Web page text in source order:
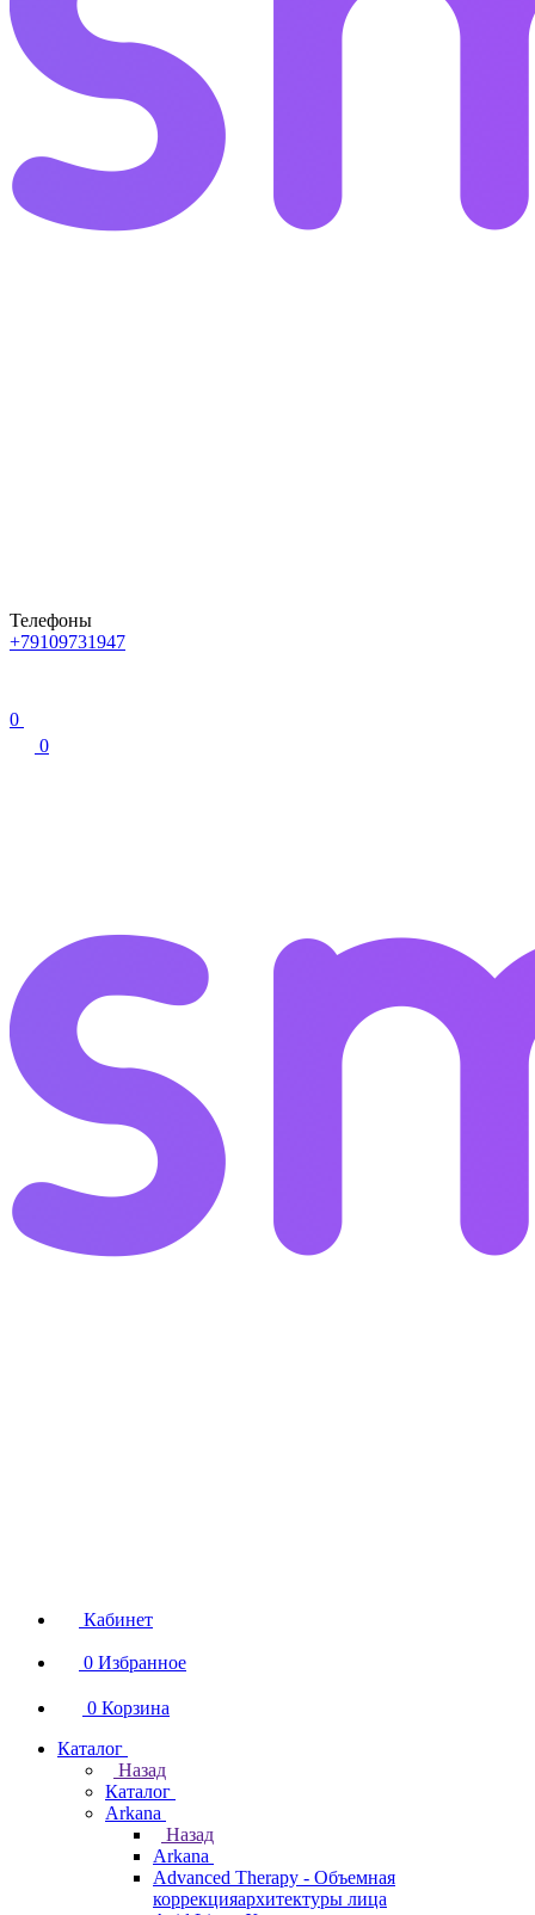
Телефоны
+79109731947
0
0
Кабинет
0 Избранное
0 Корзина
Каталог
Назад
Каталог
Arkana
Назад
Arkana
Advanced Therapy - Объемная
коррекцияархитектуры лица